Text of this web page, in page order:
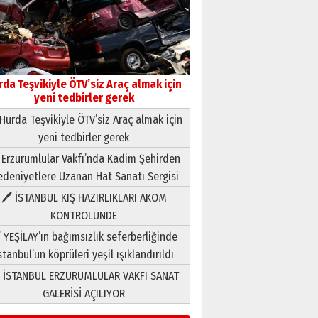
Teşvikiyle ÖTV’siz Araç almak için
yeni tedbirler gerek
Teşvikiyle ÖTV’siz Araç almak için
yeni tedbirler gerek
Vakfı’nda Kadim Şehirden
Uzanan Hat Sanatı Sergisi
🖊 İSTANBUL KIŞ HAZIRLIKLARI AKOM
KONTROLÜNDE
bağımsızlık seferberliğinde
köprüleri yeşil ışıklandırıldı
ERZURUMLULAR VAKFI SANAT
GALERİSİ AÇILIYOR
Neşat YALÇIN
Paranın Aile Kültüründeki Yeri
03 Ağustos 2026 Pazartesi
Yıldırım Gündoğdu
HAVVA’NIN ÜÇ KIZI
09 Temmuz 2026 Perşembe
Yusuf POLAT
Şampiyonluk Sebahattin
Şirin’e yazar